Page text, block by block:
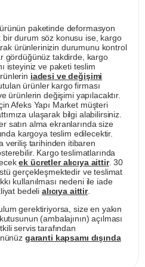
paketinde deformasyon
durum söz konusu ise, kargo
ürünlerinizin durumunu kontrol
gördüğünüz takdirde, kargo
isteyiniz ve paketi teslim
iadesi ve değişimi
ürünler kargo firması
ürünlerin değişimi yapılacaktır.
Afeks Yapı Market müşteri
ulaşarak bilgi alabilirsiniz.
satın alma ekranlarında size
kargoya teslim edilecektir.
veriliş tarihinden itibaren
Kargo teslimatlarında
ek ücretler alıcıya aittir. 30
gerçekleşmektedir ve teslimat
kullanılması nedeni ile iade
bedeli alıcıya aittir.
gerektiriyorsa, size en yakın
(ambalajının) açılması
servis tarafından
garanti kapsamı dışında